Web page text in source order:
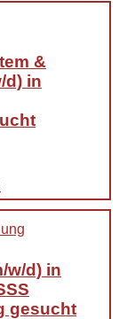
&
d) in
w/d) in
gesucht